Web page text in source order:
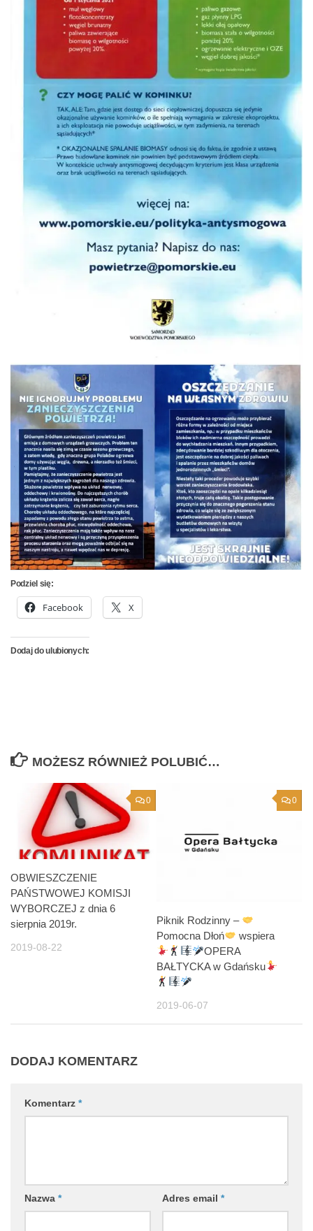
Podziel się:
Facebook X
Dodaj do ulubionych:
MOŻESZ RÓWNIEŻ POLUBIĆ…
0
OBWIESZCZENIE
PAŃSTWOWEJ KOMISJI
WYBORCZEJ z dnia 6
sierpnia 2019r.
2019-08-22
0
Piknik Rodzinny –
Pomocna Dłoń
wspiera
OPERA
BAŁTYCKA w Gdańsku
2019-06-07
DODAJ KOMENTARZ
Komentarz *
Nazwa * Adres email *